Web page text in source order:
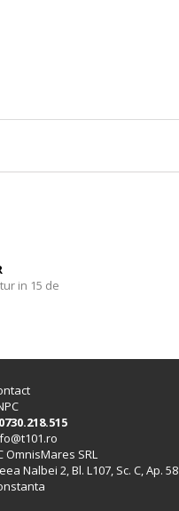
in 15 de
0730.218.515
OmnisMares SRL
Nalbei 2, Bl. L107, Sc. C, Ap. 58